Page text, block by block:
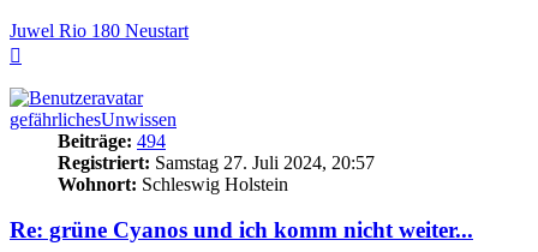
Juwel Rio 180 Neustart
gefährlichesUnwissen
Beiträge: 494
Registriert: Samstag 27. Juli 2024, 20:57
Wohnort: Schleswig Holstein
Re: grüne Cyanos und ich komm nicht weiter...